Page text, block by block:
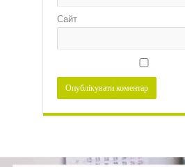
Сайт